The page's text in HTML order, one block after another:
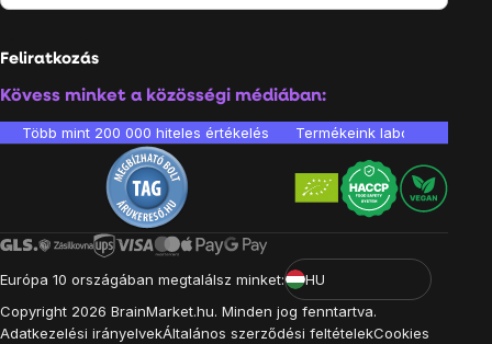
Feliratkozás
Kövess minket a közösségi médiában:
Több mint 200 000 hiteles értékelés Termékeink
Európa 10 országában megtalálsz minket:
HU
Copyright 2026 BrainMarket.hu. Minden jog fenntartva.
Adatkezelési irányelvekÁltalános szerződési feltételekCookies